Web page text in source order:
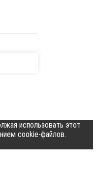
использовать этот
cookie-файлов.